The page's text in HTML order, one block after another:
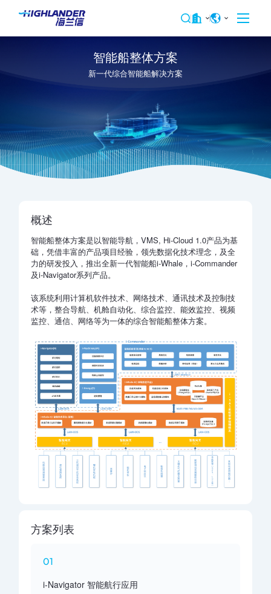
智能船整体方案
新一代综合智能船解决方案
概述
智能船整体方案是以智能导航，VMS, Hi-Cloud 1.0产品为基
础，凭借丰富的产品项目经验，领先数据化技术理念，及全
力的研发投入，推出全新一代智能船i-Whale，i-Commander
及i-Navigator系列产品。
该系统利用计算机软件技术、网络技术、通讯技术及控制技
术等，整合导航、机舱自动化、综合监控、能效监控、视频
监控、通信、网络等为一体的综合智能船整体方案。
方案列表
01
i-Navigator 智能航行应用